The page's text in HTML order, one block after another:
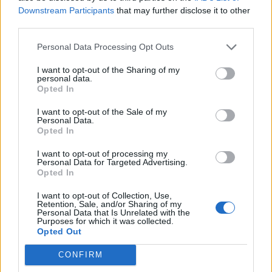
Downstream Participants that may further disclose it to other
Personal Data Processing Opt Outs
I want to opt-out of the Sharing of my
personal data.
Opted In
I want to opt-out of the Sale of my
Personal Data.
Opted In
I want to opt-out of processing my
Personal Data for Targeted Advertising.
Opted In
I want to opt-out of Collection, Use,
Retention, Sale, and/or Sharing of my
Personal Data that Is Unrelated with the
Purposes for which it was collected.
Opted Out
CONFIRM
Deseu el meu nom, el correu electrònic i el lloc web en
aquest navegador per a la propera vegada que comenti.
Captcha 7 + 2 = ?
characters